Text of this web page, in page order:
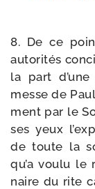
8. De ce
auto­ri­tés
la part
messe de
ment par le
ses yeux
de toute la
qu’a vou­lu
naire du rite